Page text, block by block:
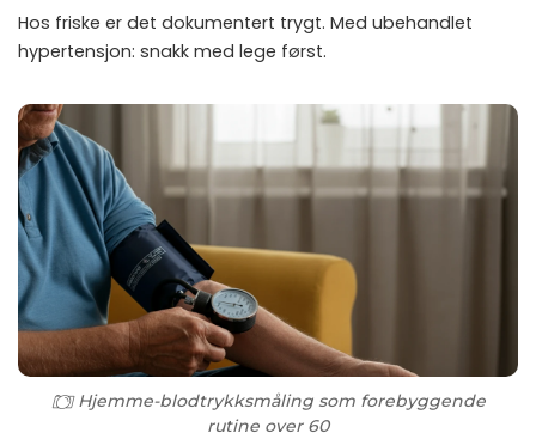
Hos friske er det dokumentert trygt. Med ubehandlet
hypertensjon: snakk med lege først.
Hjemme-blodtrykksmåling som forebyggende
rutine over 60